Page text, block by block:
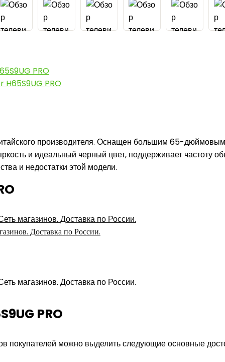
PRO
H65S9UG PRO
производителя. Оснащен большим 65-
и идеальный черный цвет, поддерживает частоту
и недостатки этой модели.
Доставка по России.
PRO
покупателей можно выделить следующие основные